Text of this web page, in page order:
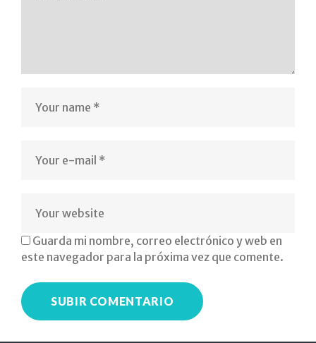
al
psicopedagogo
logopeda
espacio
accesible
funcional
Guarda mi nombre, correo electrónico y web en
este navegador para la próxima vez que comente.